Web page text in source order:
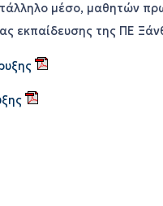
μέσο, μαθητών
εκπαίδευσης της ΠΕ